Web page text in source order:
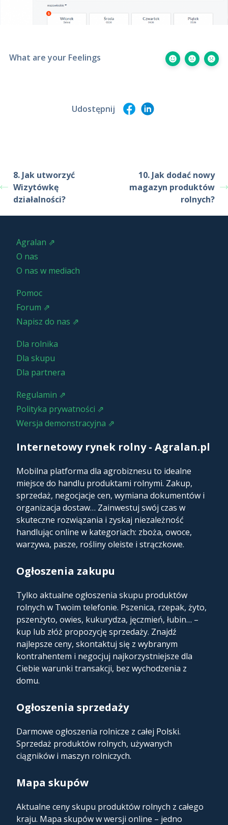
What are your Feelings
Udostępnij
8. Jak utworzyć
Wizytówkę
działalności?
10. Jak dodać nowy
magazyn produktów
rolnych?
Agralan ⇗
O nas
O nas w mediach
Pomoc
Forum ⇗
Napisz do nas ⇗
Dla rolnika
Dla skupu
Dla partnera
Regulamin ⇗
Polityka prywatności ⇗
Wersja demonstracyjna ⇗
Internetowy rynek rolny - Agralan.pl
Mobilna platforma dla agrobiznesu to idealne
miejsce do handlu produktami rolnymi. Zakup,
sprzedaż, negocjacje cen, wymiana dokumentów i
organizacja dostaw… Zainwestuj swój czas w
skuteczne rozwiązania i zyskaj niezależność
handlując online w kategoriach: zboża, owoce,
warzywa, pasze, rośliny oleiste i strączkowe.
Ogłoszenia zakupu
Tylko aktualne ogłoszenia skupu produktów
rolnych w Twoim telefonie. Pszenica, rzepak, żyto,
pszenżyto, owies, kukurydza, jęczmień, łubin… –
kup lub złóż propozycję sprzedaży. Znajdź
najlepsze ceny, skontaktuj się z wybranym
kontrahentem i negocjuj najkorzystniejsze dla
Ciebie warunki transakcji, bez wychodzenia z
domu.
Ogłoszenia sprzedaży
Darmowe ogłoszenia rolnicze z całej Polski.
Sprzedaż produktów rolnych, używanych
ciągników i maszyn rolniczych.
Mapa skupów​
Aktualne ceny skupu produktów rolnych z całego
kraju. Mapa skupów w wersji online – jedno